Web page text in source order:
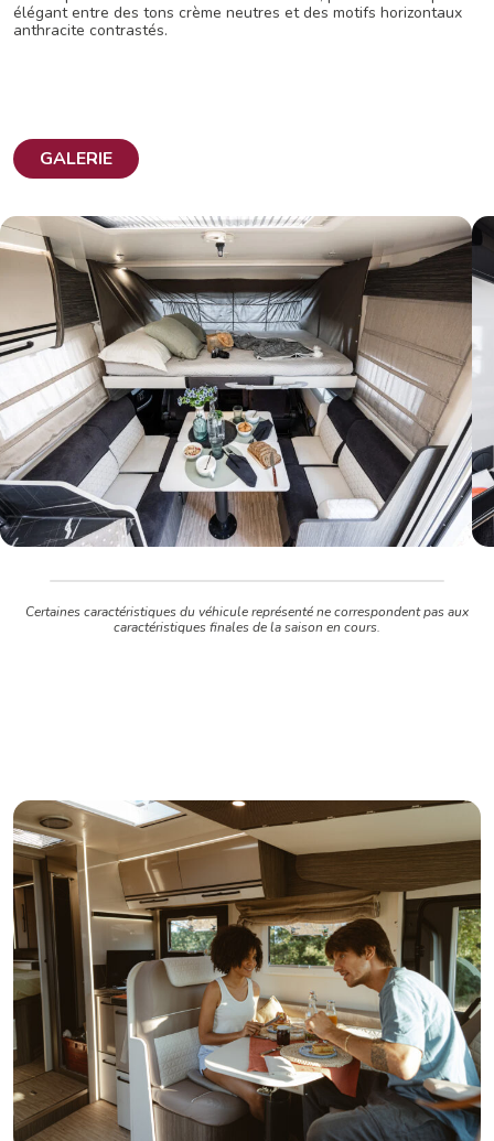
élégant entre des tons crème neutres et des motifs horizontaux
anthracite contrastés.
GALERIE
Certaines caractéristiques du véhicule représenté ne correspondent pas aux
caractéristiques finales de la saison en cours.